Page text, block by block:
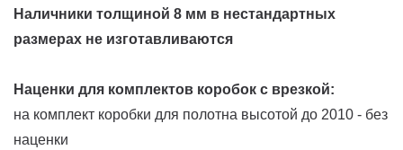
Наличники толщиной 8 мм в нестандартных
размерах не изготавливаются
Наценки для комплектов коробок с врезкой:
на комплект коробки для полотна высотой до 2010 - без
наценки